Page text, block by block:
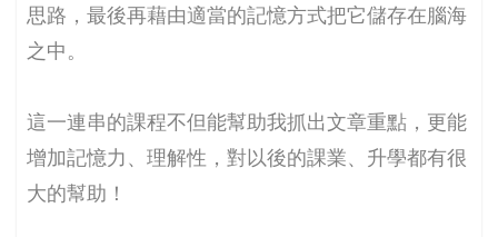
思路，最後再藉由適當的記憶方式把它儲存在腦海
之中。
這一連串的課程不但能幫助我抓出文章重點，更能
增加記憶力、理解性，對以後的課業、升學都有很
大的幫助！